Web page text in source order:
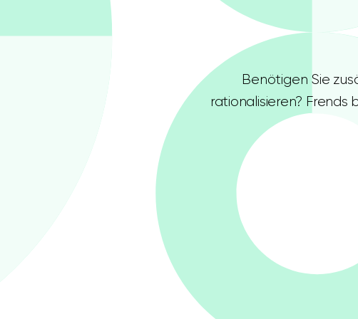
Benötigen Sie
rationalisieren?